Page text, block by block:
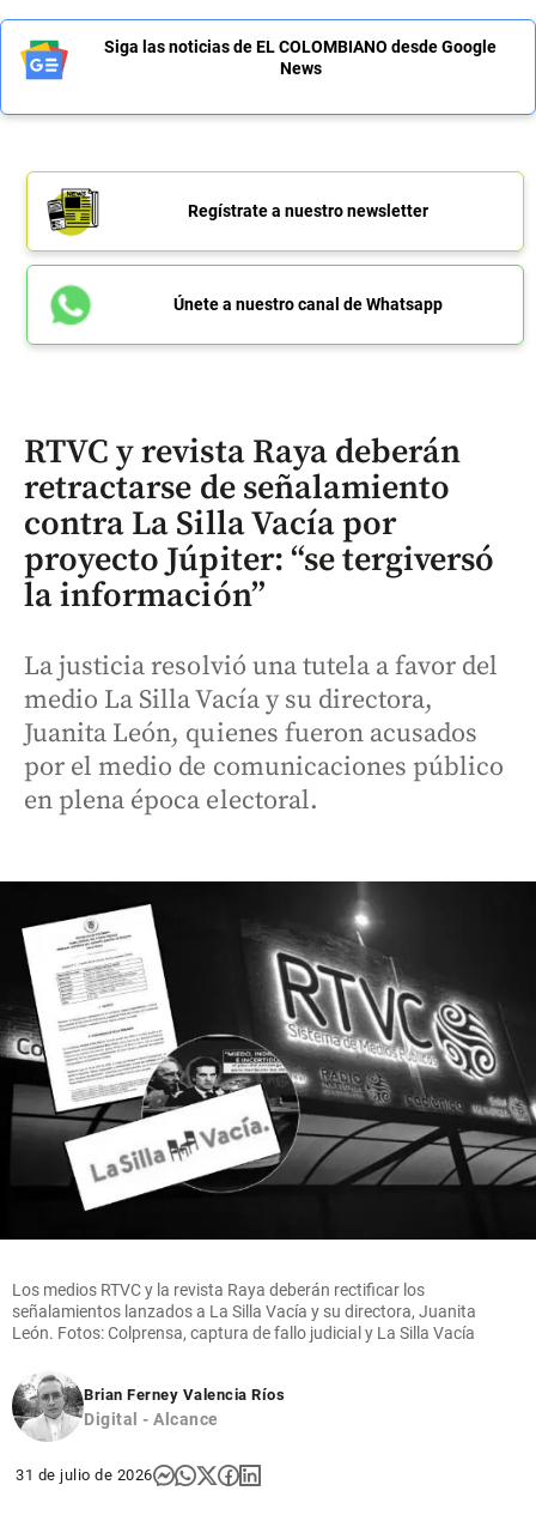
Siga las noticias de EL COLOMBIANO desde Google
News
Regístrate a nuestro newsletter
Únete a nuestro canal de Whatsapp
RTVC y revista Raya deberán
retractarse de señalamiento
contra La Silla Vacía por
proyecto Júpiter: “se tergiversó
la información”
La justicia resolvió una tutela a favor del
medio La Silla Vacía y su directora,
Juanita León, quienes fueron acusados
por el medio de comunicaciones público
en plena época electoral.
Los medios RTVC y la revista Raya deberán rectificar los
señalamientos lanzados a La Silla Vacía y su directora, Juanita
León. Fotos: Colprensa, captura de fallo judicial y La Silla Vacía
Brian Ferney Valencia Ríos
Digital - Alcance
31 de julio de 2026